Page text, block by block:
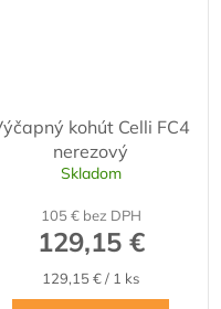
kohút Celli FC4
nerezový
Skladom
105 € bez DPH
129,15 €
Jednotková
cena:
129,15 € / 1 ks